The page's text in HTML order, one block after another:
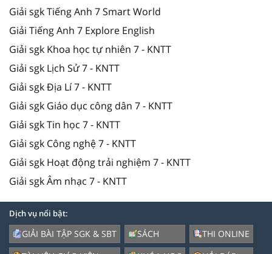
Giải sgk Tiếng Anh 7 Smart World
Giải Tiếng Anh 7 Explore English
Giải sgk Khoa học tự nhiên 7 - KNTT
Giải sgk Lịch Sử 7 - KNTT
Giải sgk Địa Lí 7 - KNTT
Giải sgk Giáo dục công dân 7 - KNTT
Giải sgk Tin học 7 - KNTT
Giải sgk Công nghệ 7 - KNTT
Giải sgk Hoạt động trải nghiệm 7 - KNTT
Giải sgk Âm nhạc 7 - KNTT
Dịch vụ nổi bật:
GIẢI BÀI TẬP SGK & SBT
SÁCH
THI ONLINE